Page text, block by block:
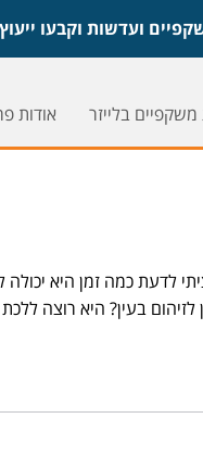
בלייזר אודות
לדעת כמה זמן היא
בעין? היא רוצה